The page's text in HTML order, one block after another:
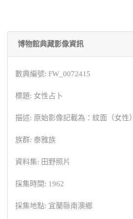
博物館典藏影像資訊
數典編號: FW_0072415
標題: 女性占卜
描述: 原始影像記載為：紋面（女性）
族群: 泰雅族
資料集: 田野照片
採集時間: 1962
採集地點: 宜蘭縣南澳鄉